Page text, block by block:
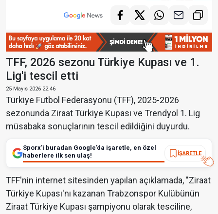
TFF, 2026 sezonu Türkiye Kupası ve 1.
Lig'i tescil etti
25 Mayıs 2026 22:46
Türkiye Futbol Federasyonu (TFF), 2025-2026
sezonunda Ziraat Türkiye Kupası ve Trendyol 1. Lig
müsabaka sonuçlarının tescil edildiğini duyurdu.
Sporx’i buradan Google’da işaretle, en özel
haberlere ilk sen ulaş!
İŞARETLE
TFF'nin internet sitesinden yapılan açıklamada, "Ziraat
Türkiye Kupası'nı kazanan Trabzonspor Kulübünün
Ziraat Türkiye Kupası şampiyonu olarak tesciline,